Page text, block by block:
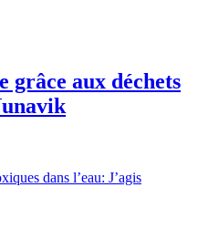
grâce aux déchets
dans l’eau: J’agis